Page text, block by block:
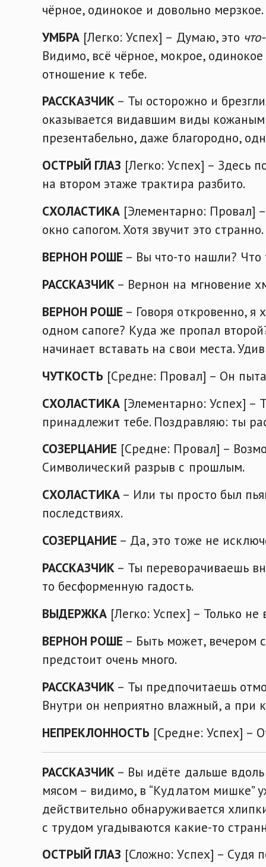
чёрное, одинокое и довольно мерзкое.
УМБРА [Легко: Успех] – Думаю, это
Видимо, всё чёрное, мокрое,
отношение к тебе.
РАССКАЗЧИК – Ты осторожно и
оказывается видавшим виды кожаным
презентабельно, даже благородно,
ОСТРЫЙ ГЛАЗ [Легко: Успех] – Здесь
на втором этаже трактира разбито.
СХОЛАСТИКА [Элементарно: Провал]
окно сапогом. Хотя звучит это
ВЕРНОН РОШЕ – Вы что-то нашли? Что
РАССКАЗЧИК – Вернон на мгновение
ВЕРНОН РОШЕ – Говоря откровенно, я
одном сапоге? Куда же пропал
начинает вставать на свои места.
ЧУТКОСТЬ [Средне: Провал] – Он
СХОЛАСТИКА [Элементарно: Успех] –
принадлежит тебе. Поздравляю: ты
СОЗЕРЦАНИЕ [Средне: Провал] –
Символический разрыв с прошлым.
СХОЛАСТИКА – Или ты просто был
последствиях.
СОЗЕРЦАНИЕ – Да, это тоже не
РАССКАЗЧИК – Ты переворачиваешь
то бесформенную гадость.
ВЫДЕРЖКА [Легко: Успех] – Только не
ВЕРНОН РОШЕ – Быть может, вечером
предстоит очень много.
РАССКАЗЧИК – Ты предпочитаешь
Внутри он неприятно влажный, а при
НЕПРЕКЛОННОСТЬ [Средне: Успех] –
РАССКАЗЧИК – Вы идёте дальше
мясом – видимо, в “Кудлатом мишке”
действительно обнаруживается
с трудом угадываются какие-то
ОСТРЫЙ ГЛАЗ [Сложно: Успех] – Судя